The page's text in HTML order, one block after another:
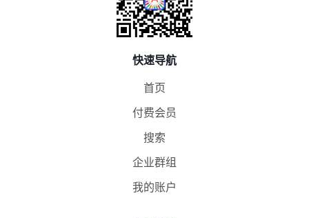
快速导航
首页
付费会员
搜索
企业群组
我的账户